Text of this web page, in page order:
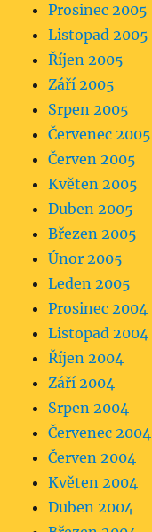
Prosinec 2005
Listopad 2005
Říjen 2005
Září 2005
Srpen 2005
Červenec 2005
Červen 2005
Květen 2005
Duben 2005
Březen 2005
Únor 2005
Leden 2005
Prosinec 2004
Listopad 2004
Říjen 2004
Září 2004
Srpen 2004
Červenec 2004
Červen 2004
Květen 2004
Duben 2004